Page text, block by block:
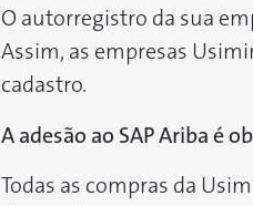
O autorregistro da sua
Assim, as empresas
cadastro.
A adesão ao SAP Ariba é
Todas as compras da